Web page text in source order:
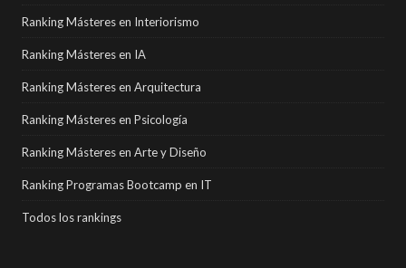
Ranking Másteres en Interiorismo
Ranking Másteres en IA
Ranking Másteres en Arquitectura
Ranking Másteres en Psicología
Ranking Másteres en Arte y Diseño
Ranking Programas Bootcamp en IT
Todos los rankings